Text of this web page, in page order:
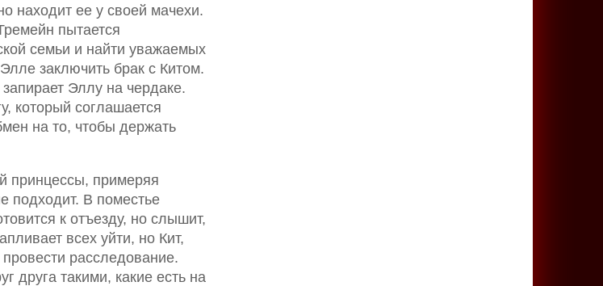
находит ее у своей мачехи.
пытается
семьи и найти уважаемых
заключить брак с Китом.
Эллу на чердаке.
который соглашается
на то, чтобы держать
принцессы, примеряя
подходит. В поместье
к отъезду, но слышит,
всех уйти, но Кит,
расследование.
друга такими, какие есть на